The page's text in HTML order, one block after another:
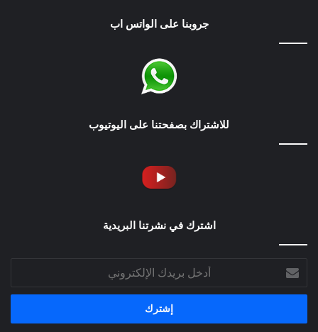
جروبنا على الواتس اب
للاشتراك بصفحتنا على اليوتيوب
اشترك في نشرتنا البريدية
أدخل
بريدك
الإلكتروني